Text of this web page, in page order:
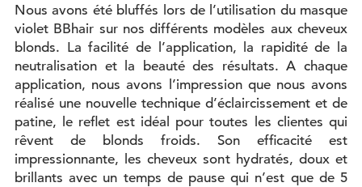
Nous avons été bluffés lors de l’utilisation du masque
violet BBhair sur nos différents modèles aux cheveux
blonds. La facilité de l’application, la rapidité de la
neutralisation et la beauté des résultats. A chaque
application, nous avons l’impression que nous avons
réalisé une nouvelle technique d’éclaircissement et de
patine, le reflet est idéal pour toutes les clientes qui
rêvent de blonds froids. Son efficacité est
impressionnante, les cheveux sont hydratés, doux et
brillants avec un temps de pause qui n’est que de 5